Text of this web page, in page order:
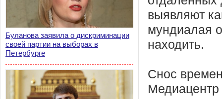
Буланова заявила о дискриминации
своей партии на выборах в
Петербурге
выявляют
мундиалая
находить.
Снос
Медиацентр